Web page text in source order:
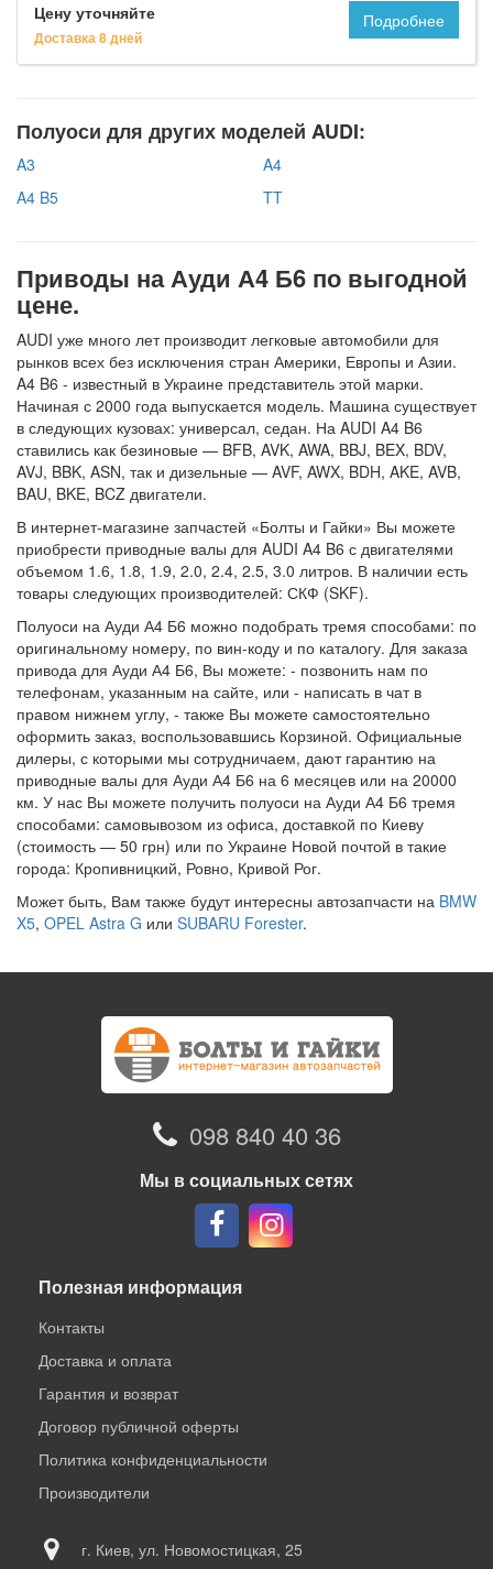
Цену уточняйте
Доставка 8 дней
Подробнее
Полуоси для других моделей AUDI:
A3
A4
A4 B5
TT
Приводы на Ауди А4 Б6 по выгодной
цене.
AUDI уже много лет производит легковые автомобили для
рынков всех без исключения стран Америки, Европы и Азии.
A4 B6 - известный в Украине представитель этой марки.
Начиная с 2000 года выпускается модель. Машина существует
в следующих кузовах: универсал, седан. На AUDI A4 B6
ставились как безиновые — BFB, AVK, AWA, BBJ, BEX, BDV,
AVJ, BBK, ASN, так и дизельные — AVF, AWX, BDH, AKE, AVB,
BAU, BKE, BCZ двигатели.
В интернет-магазине запчастей «Болты и Гайки» Вы можете
приобрести приводные валы для AUDI A4 B6 с двигателями
объемом 1.6, 1.8, 1.9, 2.0, 2.4, 2.5, 3.0 литров. В наличии есть
товары следующих производителей: СКФ (SKF).
Полуоси на Ауди А4 Б6 можно подобрать тремя способами: по
оригинальному номеру, по вин-коду и по каталогу. Для заказа
привода для Ауди А4 Б6, Вы можете: - позвонить нам по
телефонам, указанным на сайте, или - написать в чат в
правом нижнем углу, - также Вы можете самостоятельно
оформить заказ, воспользовавшись Корзиной. Официальные
дилеры, с которыми мы сотрудничаем, дают гарантию на
приводные валы для Ауди А4 Б6 на 6 месяцев или на 20000
км. У нас Вы можете получить полуоси на Ауди А4 Б6 тремя
способами: самовывозом из офиса, доставкой по Киеву
(стоимость — 50 грн) или по Украине Новой почтой в такие
города: Кропивницкий, Ровно, Кривой Рог.
Может быть, Вам также будут интересны автозапчасти на BMW
X5, OPEL Astra G или SUBARU Forester.
098 840 40 36
Мы в социальных сетях
Полезная информация
Контакты
Доставка и оплата
Гарантия и возврат
Договор публичной оферты
Политика конфиденциальности
Производители
г. Киев, ул. Новомостицкая, 25